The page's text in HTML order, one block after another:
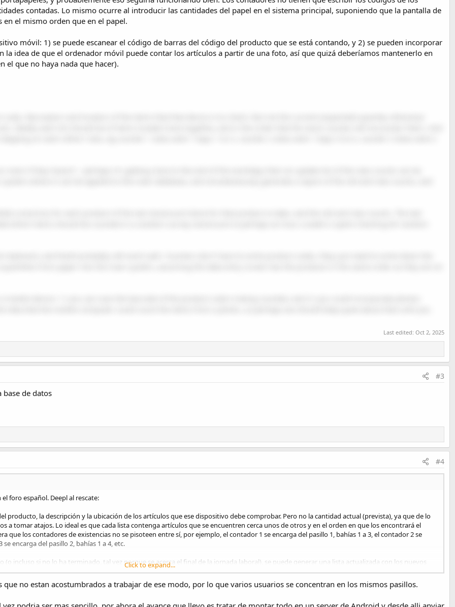
contadas. Lo mismo ocurre al introducir las cantidades del papel en el sistema principal, suponiendo que la pantalla de
el mismo orden que en el papel.
móvil: 1) se puede escanear el código de barras del código del producto que se está contando, y 2) se pueden incorporar
la idea de que el ordenador móvil puede contar los artículos a partir de una foto, así que quizá deberíamos mantenerlo en
el que no haya nada que hacer).
Last edited: Oct 2, 2025
#3
base de datos
#4
foro español. Deepl al rescate:
producto, la descripción y la ubicación de los artículos que ese dispositivo debe comprobar. Pero no la cantidad actual (prevista), ya que de lo
a tomar atajos. Lo ideal es que cada lista contenga artículos que se encuentren cerca unos de otros y en el orden en que los encontrará el
que los contadores de existencias no se pisoteen entre sí, por ejemplo, el contador 1 se encarga del pasillo 1, bahías 1 a 3, el contador 2 se
encarga del pasillo 2, bahías 1 a 4, etc.
incluso si no lo ha terminado, tal vez porque se acerca el final de la jornada laboral), se puede generar una lista actualizada con los nuevos
donde se puede aplicar a la base de datos principal y, al mismo tiempo, generar un informe con los recuentos antiguos y nuevos, y el
Click to expand...
que no estan acostumbrados a trabajar de ese modo, por lo que varios usuarios se concentran en los mismos pasillos.